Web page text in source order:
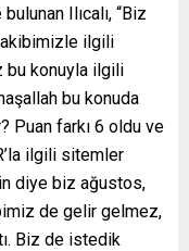
Ilıcalı, “Biz
ilgili
bu konuyla ilgili
bu konuda
Puan farkı 6 oldu ve
ilgili sitemler
diye biz ağustos,
de gelir gelmez,
Biz de istedik